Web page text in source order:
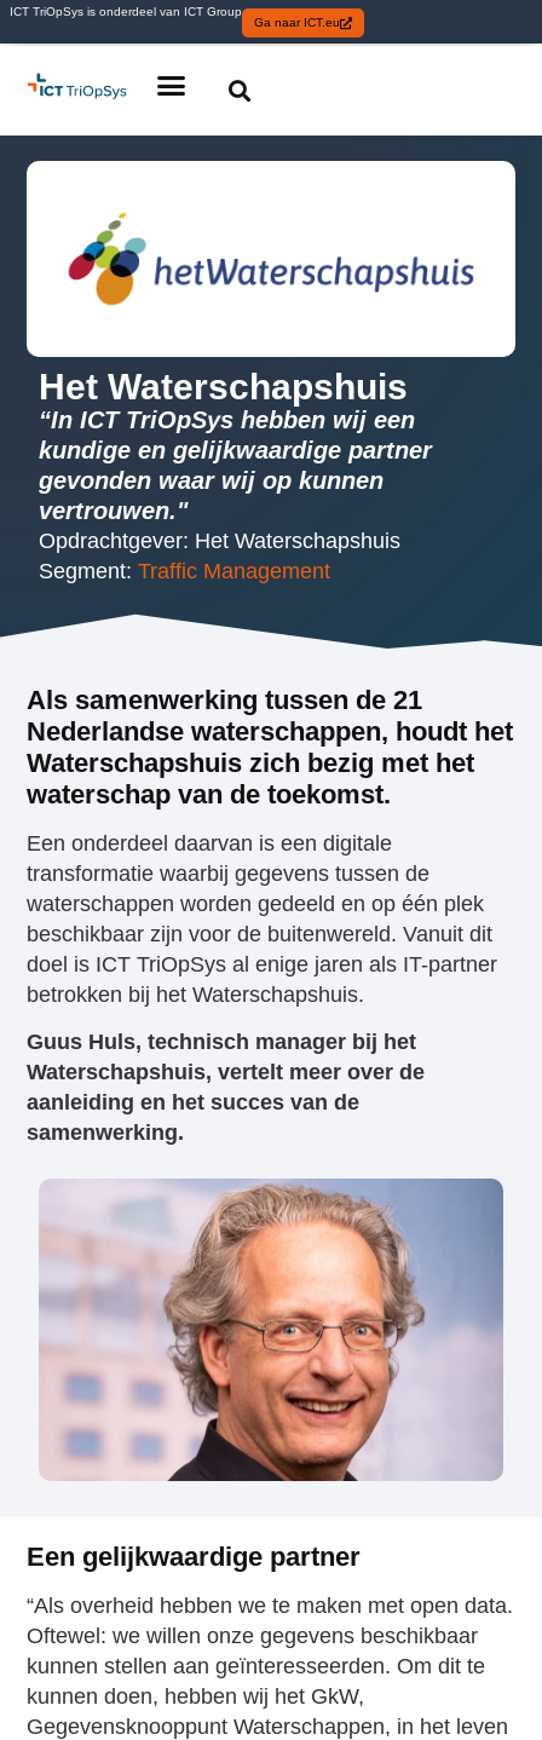
ICT TriOpSys is onderdeel van ICT Group
Ga naar ICT.eu
Het Waterschapshuis
“In ICT TriOpSys hebben wij een
kundige en gelijkwaardige partner
gevonden waar wij op kunnen
vertrouwen."
Opdrachtgever: Het Waterschapshuis
Segment:Traffic Management
Als samenwerking tussen de 21
Nederlandse waterschappen, houdt het
Waterschapshuis zich bezig met het
waterschap van de toekomst.
Een onderdeel daarvan is een digitale
transformatie waarbij gegevens tussen de
waterschappen worden gedeeld en op één plek
beschikbaar zijn voor de buitenwereld. Vanuit dit
doel is ICT TriOpSys al enige jaren als IT-partner
betrokken bij het Waterschapshuis.
Guus Huls, technisch manager bij het
Waterschapshuis, vertelt meer over de
aanleiding en het succes van de
samenwerking.
Een gelijkwaardige partner
“Als overheid hebben we te maken met open data.
Oftewel: we willen onze gegevens beschikbaar
kunnen stellen aan geïnteresseerden. Om dit te
kunnen doen, hebben wij het GkW,
Gegevensknooppunt Waterschappen, in het leven